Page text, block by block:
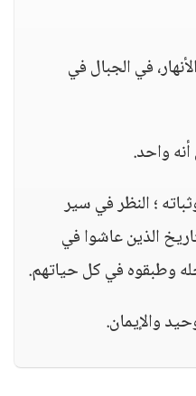
في الجبال في
واحد.
؛ النظر في سير
الذين عاشوا في
وطبقوه في كل حياتهم.
والإيمان.